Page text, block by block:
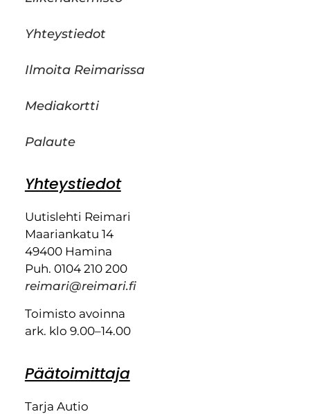
Yhteystiedot
Ilmoita Reimarissa
Mediakortti
Palaute
Yhteystiedot
Uutislehti Reimari
Maariankatu 14
49400 Hamina
Puh. 0104 210 200
reimari@reimari.fi
Toimisto avoinna
ark. klo 9.00–14.00
Päätoimittaja
Tarja Autio